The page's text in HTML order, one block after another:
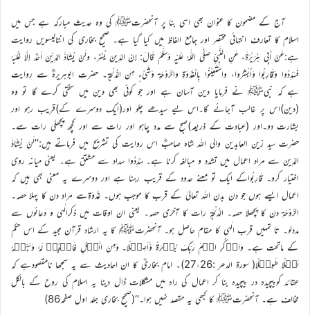
آج کے مضمون کا عنوان بھی اسی بنا پر آنحضرتﷺ کی وہ حدیث مبارکہ ہے جس میں
اسلام کا تعارف انتہائی مختصر اور جامع الفاظ میں کیا گیا ہے۔ صحیح بخاری کی انتالیسویں روایت
ہے:عَنْ أَبِي هُرَيْرَةَ، عَنِ النَّبِيِّ صَلَّى اللّٰهُ عَلَيْهِ وَسَلَّمَ قَالَ: إِنَّ الدِّينَ يُسْرٌ، ولَنْ يُشَادَّ الدِّيْنَ اَحَدٌ إلَّا غَلَبَهُ
فَسَدِّدُوا وَقَارِبُوا وَأَبْشِرُوا، واسْتَعِيْنُوا بِالْغَدْوَةِ والرَّوْحَةِ وَشَيْءٍ مِن الدُّلْجةِِ۔ حضرت ابوہریرہؓ سے روایت
ہے کہ نبیﷺ نے فرمایا دین آسان ہے اور جو کوئی بھی دین میں سختی کرے گا تو وہ
(دین)اس پر غالب آجائے گا۔اس لیے سیدھے چلو اور(ایک دوسرے کے)قریب رہو اور
بشارت دو۔اور (عبادت کے ذریعہ)صبح سے مدد چاہو اور رات سے اور کچھ پچھلی رات سے۔
حضرت سید زین العابدین والی اللہ شاہ صاحبؓ اس روایت کی تشریح میں فرماتے ہیں:’’لَنْ يُشَادَّ
الدِّينَ سے مراد اعمال میں تشدد و مبالغہ کرنا ہے۔ سَدِّدُوا سداد سے مشتق ہے۔ یعنی میانہ روی
اختیار کرو۔ قَارِبُواکے ایک تو معنے حدود کے قریب رہنا ہے اور دوسرے یہ معنی بھی ہیں کہ
اعمال ایسے ہوں جو دن بدن اللہ تعالیٰ کے قرب کا موجب ہوں۔ غَدْوَةِسے مراد دن کا پہلا حصہ۔
الرَّوْحَةِ دن کا پچھلا حصہ۔ الدُّلْجَةِ رات کا آخری حصہ۔ یعنی ان اوقات میں ذکرالٰہی و دعائوں سے
مددلو۔ تا تمہیں قرب الٰہی کا مقام حاصل ہو۔ آنحضرتﷺ کا یہ ارشاد قرآن مجید کے اس حکم
کے ماتحت ہے۔ وَاذۡکُرِ اسۡمَ رَبِّکَ بُکۡرَۃً وَّاَصِیۡلًا۔ وَمِنَ الَّیۡلِ فَاسۡجُدۡ لَہٗ وَسَبِّحۡہُ
لَیۡلًا طَوِیۡلًا( سورۃ الدھر :27،26)۔ امام بخاریؒ کا ان احادیث سے یہ سمجھا نامقصودہے کہ
عقائد کوپیچیدہ در پیچیدہ بنا کر اعمال کی راہ میں مشکلات ڈال دینا یہ اسلام کی روح کے بالکل
مخالف ہے۔ آنحضرتﷺ کا کبھی یہ مقصد نہیں ہوا۔‘‘(صحیح بخاری جلد اول صفحہ86)